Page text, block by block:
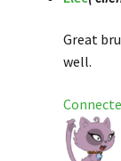
Great
well.